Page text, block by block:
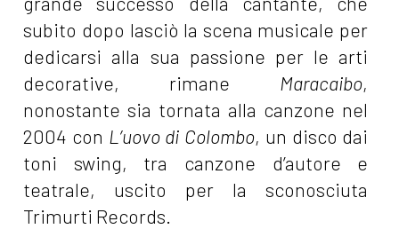
subito dopo lasciò la scena musicale per
dedicarsi alla sua passione per le arti
decorative, rimane Maracaibo,
nonostante sia tornata alla canzone nel
2004 con L’uovo di Colombo, un disco dai
toni swing, tra canzone d’autore e
teatrale, uscito per la sconosciuta
Trimurti Records.